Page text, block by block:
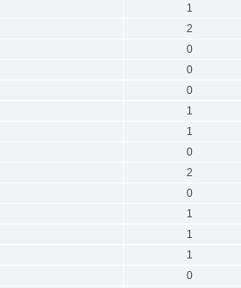
1
2
0
0
0
1
1
0
2
0
1
1
1
0